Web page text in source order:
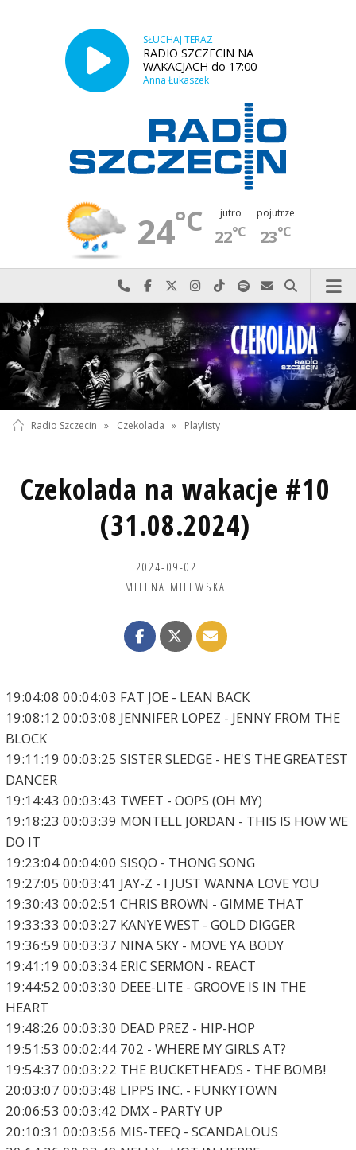
SŁUCHAJ TERAZ
RADIO SZCZECIN NA
WAKACJACH do 17:00
Anna Łukaszek
24°C jutro
22°C
pojutrze
23°C
Najlepiej po prostu do nas zadzwoń
Odwiedź nas na Facebook-u
Odwiedź nas na X
Odwiedź nas na Instagram-ie
Odwiedź nas na TikTok-u
Szukaj nas na Spotify
Wyślij do nas
Szukaj
Radio Szczecin » Czekolada » Playlisty
Czekolada na wakacje #10
(31.08.2024)
2024-09-02
MILENA MILEWSKA
19:04:08 00:04:03 FAT JOE - LEAN BACK
19:08:12 00:03:08 JENNIFER LOPEZ - JENNY FROM THE
BLOCK
19:11:19 00:03:25 SISTER SLEDGE - HE'S THE GREATEST
DANCER
19:14:43 00:03:43 TWEET - OOPS (OH MY)
19:18:23 00:03:39 MONTELL JORDAN - THIS IS HOW WE
DO IT
19:23:04 00:04:00 SISQO - THONG SONG
19:27:05 00:03:41 JAY-Z - I JUST WANNA LOVE YOU
19:30:43 00:02:51 CHRIS BROWN - GIMME THAT
19:33:33 00:03:27 KANYE WEST - GOLD DIGGER
19:36:59 00:03:37 NINA SKY - MOVE YA BODY
19:41:19 00:03:34 ERIC SERMON - REACT
19:44:52 00:03:30 DEEE-LITE - GROOVE IS IN THE
HEART
19:48:26 00:03:30 DEAD PREZ - HIP-HOP
19:51:53 00:02:44 702 - WHERE MY GIRLS AT?
19:54:37 00:03:22 THE BUCKETHEADS - THE BOMB!
20:03:07 00:03:48 LIPPS INC. - FUNKYTOWN
20:06:53 00:03:42 DMX - PARTY UP
20:10:31 00:03:56 MIS-TEEQ - SCANDALOUS